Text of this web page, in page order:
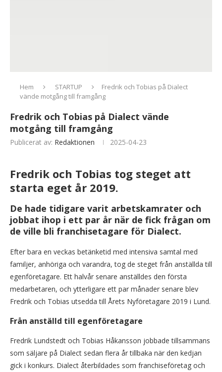
Hem STARTUP
Fredrik och Tobias på Dialect
vände motgång till framgång
Fredrik och Tobias på Dialect vände
motgång till framgång
Publicerat av: Redaktionen 2025-04-23
Fredrik och Tobias tog steget att
starta eget år 2019.
De hade tidigare varit arbetskamrater och
jobbat ihop i ett par år när de fick frågan om
de ville bli franchisetagare för Dialect.
Efter bara en veckas betänketid med intensiva samtal med
familjer, anhöriga och varandra, tog de steget från anställda till
egenföretagare. Ett halvår senare anställdes den första
medarbetaren, och ytterligare ett par månader senare blev
Fredrik och Tobias utsedda till Årets Nyföretagare 2019 i Lund.
Från anställd till egenföretagare
Fredrik Lundstedt och Tobias Håkansson jobbade tillsammans
som säljare på Dialect sedan flera år tillbaka när den kedjan
gick i konkurs. Dialect återbildades som franchiseföretag och